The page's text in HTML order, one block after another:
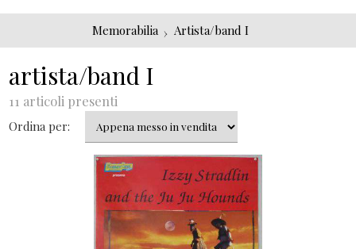
Memorabilia Artista/band I
artista/band I
11 articoli presenti
Ordina per: